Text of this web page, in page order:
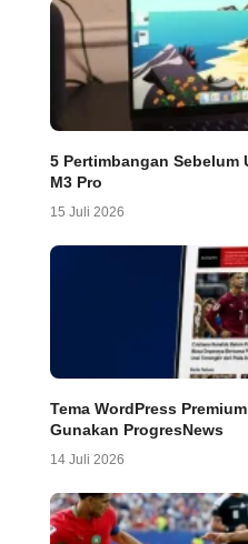
5 Pertimbangan Sebelum
M3 Pro
15 Juli 2026
Tema WordPress
Gunakan ProgresNews
14 Juli 2026